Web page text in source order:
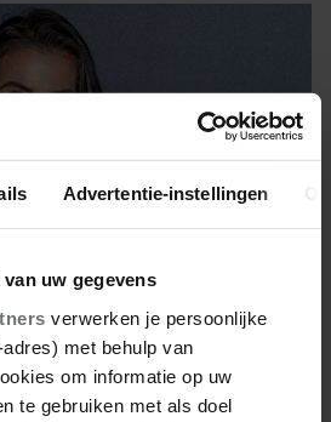
Advertentie-instellingen
uw gegevens
verwerken je persoonlijke
met behulp van
om informatie op uw
te gebruiken met als doel